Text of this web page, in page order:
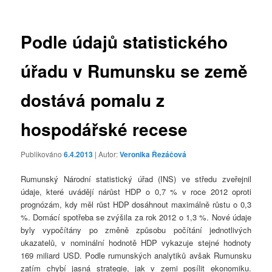
Podle údajů statistického
úřadu v Rumunsku se země
dostává pomalu z
hospodářské recese
Publikováno6.4.2013 | Autor:Veronika Řezáčová
Rumunský Národní statistický úřad (INS) ve středu zveřejnil
údaje, které uvádějí nárůst HDP o 0,7 % v roce 2012 oproti
prognózám, kdy měl růst HDP dosáhnout maximálně růstu o 0,3
%. Domácí spotřeba se zvýšila za rok 2012 o 1,3 %. Nové údaje
byly vypočítány po změně způsobu počítání jednotlivých
ukazatelů, v nominální hodnotě HDP vykazuje stejné hodnoty
169 miliard USD. Podle rumunských analytiků avšak Rumunsku
zatím chybí jasná strategie, jak v zemi posílit ekonomiku.